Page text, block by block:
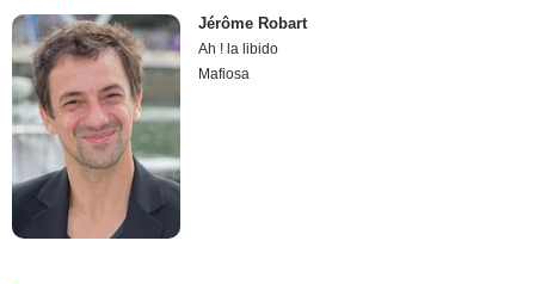
Jérôme Robart
Ah ! la libido
Mafiosa